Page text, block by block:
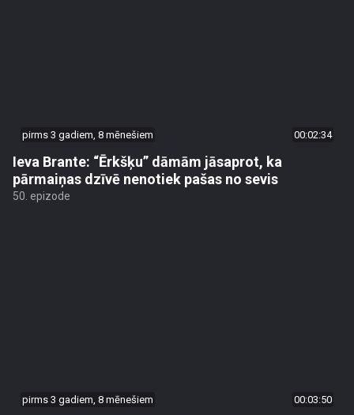
pirms 3 gadiem, 8 mēnešiem 00:02:34
Ieva Brante: “Ērkšķu” dāmām jāsaprot, ka
pārmaiņas dzīvē nenotiek pašas no sevis
50. epizode
pirms 3 gadiem, 8 mēnešiem 00:03:50